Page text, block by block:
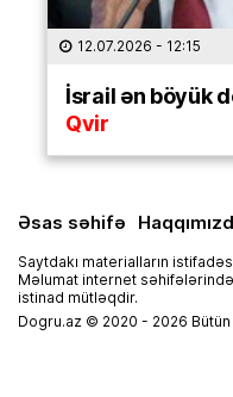
12.07.2026 - 12:15
İsrail ən böyük
Qvir
Əsas səhifə
Saytdakı materialların
Məlumat internet
istinad mütləqdir.
Dogru.az © 2020 - 2026 Bütün